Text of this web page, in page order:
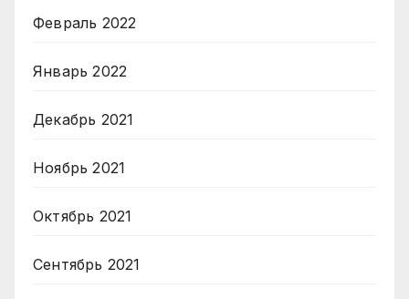
Февраль 2022
Январь 2022
Декабрь 2021
Ноябрь 2021
Октябрь 2021
Сентябрь 2021